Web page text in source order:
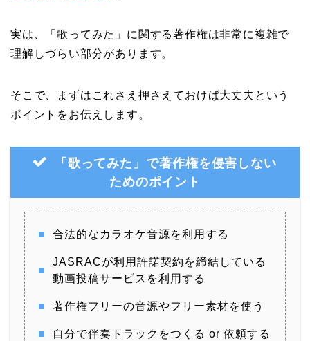
実は、「歌ってみた」に関する著作権は非常に複雑で
理解しづらい部分があります。
そこで、まずはこれさえ押さえておけば大丈夫という
ポイントをお伝えします。
「歌ってみた」で著作権を侵害しない
ためのポイント
合法的なカラオケ音源を利用する
JASRACが利用許諾契約を締結している
動画投稿サービスを利用する
著作権フリーの音源やフリー素材を使う
自分で伴奏トラックをつくる or 依頼する